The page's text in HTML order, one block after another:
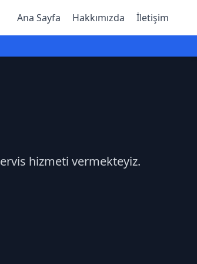
Ana Sayfa Hakkımızda İletişim
hizmeti vermekteyiz.